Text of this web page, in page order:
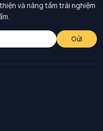
và nâng tầm trải nghiệm
Gửi